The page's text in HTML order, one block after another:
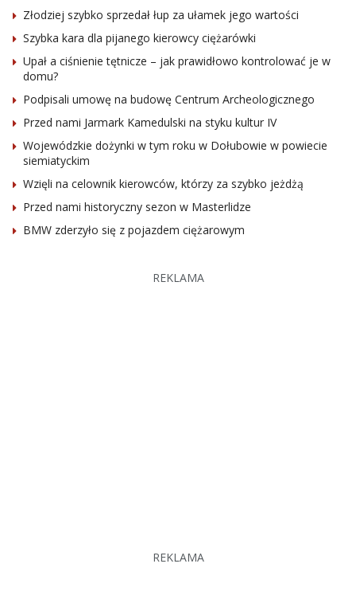
Złodziej szybko sprzedał łup za ułamek jego wartości
Szybka kara dla pijanego kierowcy ciężarówki
Upał a ciśnienie tętnicze – jak prawidłowo kontrolować je w
domu?
Podpisali umowę na budowę Centrum Archeologicznego
Przed nami Jarmark Kamedulski na styku kultur IV
Wojewódzkie dożynki w tym roku w Dołubowie w powiecie
siemiatyckim
Wzięli na celownik kierowców, którzy za szybko jeżdżą
Przed nami historyczny sezon w Masterlidze
BMW zderzyło się z pojazdem ciężarowym
REKLAMA
REKLAMA